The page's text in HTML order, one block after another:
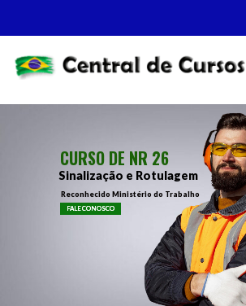
Sinalização e Rotulagem
Reconhecido Ministério do Trabalho
CURSO DE NR 26
FALE CONOSCO